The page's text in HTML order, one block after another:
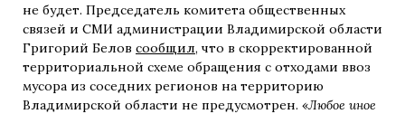
не будет. Председатель комитета общественных
связей и СМИ администрации Владимирской области
Григорий Белов сообщил, что в скорректированной
территориальной схеме обращения с отходами ввоз
мусора из соседних регионов на территорию
Владимирской области не предусмотрен. «Любое иное